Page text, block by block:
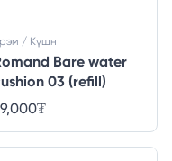
Bare water
03 (refill)
/ Күшн
₮